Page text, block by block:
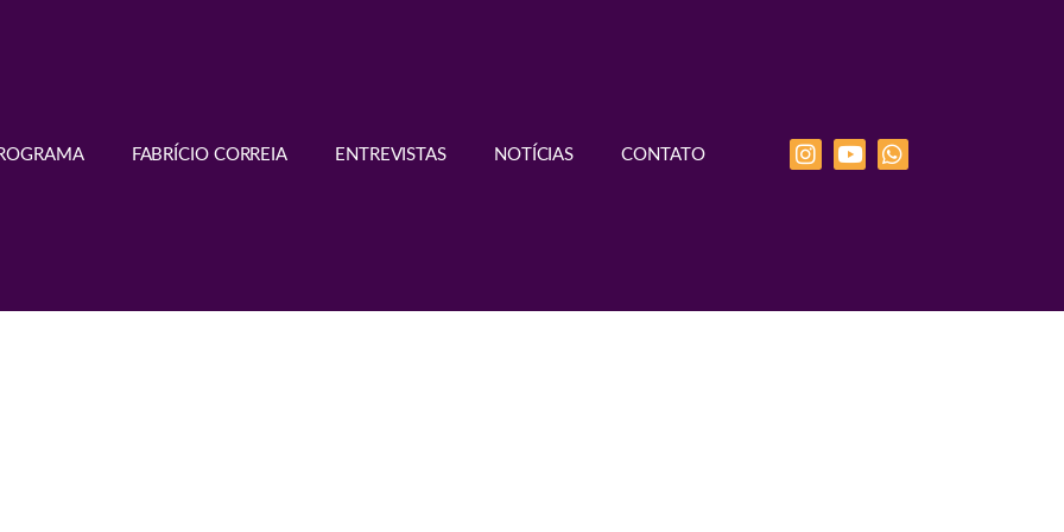
FABRÍCIO CORREIA ENTREVISTAS NOTÍCIAS CONTATO